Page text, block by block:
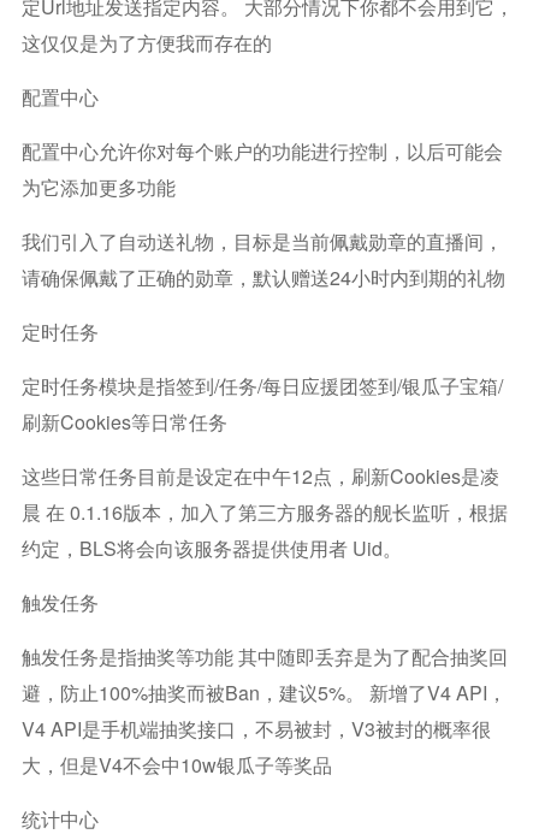
定url地址发送指定内容。 大部分情况下你都不会用到它，
这仅仅是为了方便我而存在的
配置中心
配置中心允许你对每个账户的功能进行控制，以后可能会
为它添加更多功能
我们引入了自动送礼物，目标是当前佩戴勋章的直播间，
请确保佩戴了正确的勋章，默认赠送24小时内到期的礼物
定时任务
定时任务模块是指签到/任务/每日应援团签到/银瓜子宝箱/
刷新cookies等日常任务
这些日常任务目前是设定在中午12点，刷新cookies是凌
晨 在 0.1.16版本，加入了第三方服务器的舰长监听，根据
约定，BLS将会向该服务器提供使用者 Uid。
触发任务
触发任务是指抽奖等功能 其中随即丢弃是为了配合抽奖回
避，防止100%抽奖而被ban，建议5%。 新增了v4 API，
V4 API是手机端抽奖接口，不易被封，v3被封的概率很
大，但是v4不会中10w银瓜子等奖品
统计中心